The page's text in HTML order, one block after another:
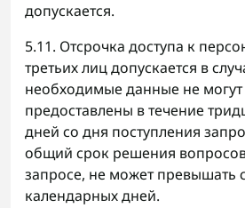
допускается.
5.11. Отсрочка доступа к
третьих лиц допускается в
необходимые данные не могут
предоставлены в течение
дней со дня поступления
общий срок решения
запросе, не может превышать
календарных дней.